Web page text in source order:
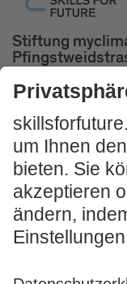
Stiftung
8005 Zürich,
Tel. +41 44 500
Kostenlosen